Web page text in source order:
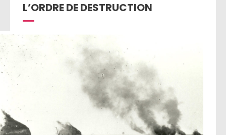
L’ORDRE DE DESTRUCTION